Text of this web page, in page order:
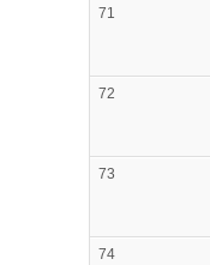
71
72
73
74